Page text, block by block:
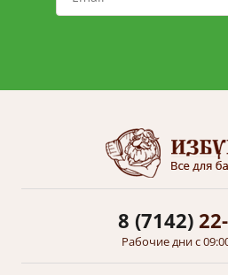
8 (7142)
Рабочие дни с